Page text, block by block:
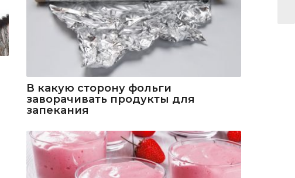
В какую сторону фольги
заворачивать продукты для
запекания